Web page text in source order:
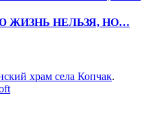
ЖИЗНЬ НЕЛЬЗЯ, НО…
храм села Копчак.